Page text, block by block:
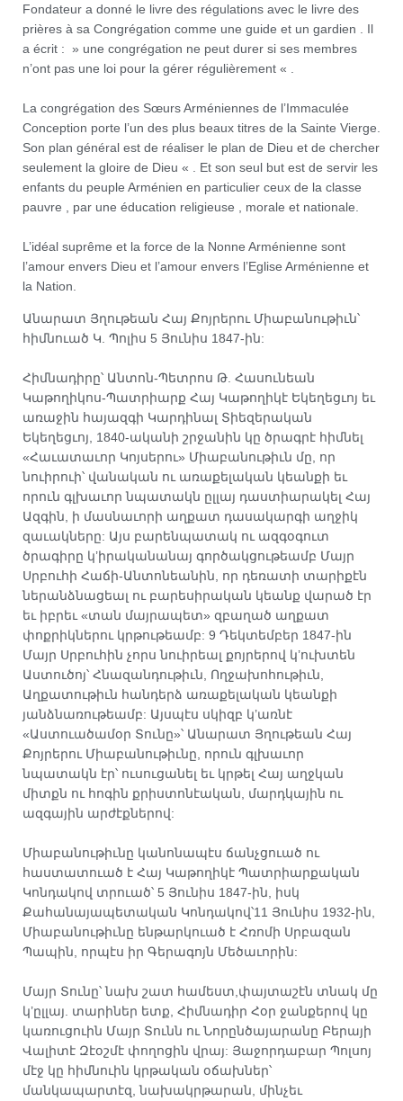
Fondateur a donné le livre des régulations avec le livre des
prières à sa Congrégation comme une guide et un gardien . Il
a écrit : » une congrégation ne peut durer si ses membres
n’ont pas une loi pour la gérer régulièrement « .
La congrégation des Sœurs Arméniennes de l’Immaculée
Conception porte l’un des plus beaux titres de la Sainte Vierge.
Son plan général est de réaliser le plan de Dieu et de chercher
seulement la gloire de Dieu « . Et son seul but est de servir les
enfants du peuple Arménien en particulier ceux de la classe
pauvre , par une éducation religieuse , morale et nationale.
L’idéal suprême et la force de la Nonne Arménienne sont
l’amour envers Dieu et l’amour envers l’Eglise Arménienne et
la Nation.
Անարատ Յղութեան Հայ Քոյրերու Միաբանութիւն՝
հիմնուած Կ. Պոլիս 5 Յունիս 1847-ին:
Հիմնադիրը՝ Անտոն-Պետրոս Թ. Հասունեան
Կաթողիկոս-Պատրիարք Հայ Կաթողիկէ Եկեղեցւոյ եւ
առաջին հայազգի Կարդինալ Տիեզերական
Եկեղեցւոյ, 1840-ականի շրջանին կը ծրագրէ հիմնել
«Հաւատաւոր Կոյսերու» Միաբանութիւն մը, որ
նուիրուի՝ վանական ու առաքելական կեանքի եւ
որուն գլխաւոր նպատակն ըլլայ դաստիարակել Հայ
Ազգին, ի մասնաւորի աղքատ դասակարգի աղջիկ
զաւակները: Այս բարենպատակ ու ազգօգուտ
ծրագիրը կ’իրականանայ գործակցութեամբ Մայր
Սրբուհի Հաճի-Անտոնեանին, որ դեռատի տարիքէն
ներանձնացեալ ու բարեսիրական կեանք վարած էր
եւ իբրեւ «տան մայրապետ» զբաղած աղքատ
փոքրիկներու կրթութեամբ: 9 Դեկտեմբեր 1847-ին
Մայր Սրբուհին չորս նուիրեալ քոյրերով կ’ուխտեն
Աստուծոյ՝ Հնազանդութիւն, Ողջախոհութիւն,
Աղքատութիւն հանդերձ առաքելական կեանքի
յանձնառութեամբ: Այսպէս սկիզբ կ’առնէ
«Աստուածամօր Տունը»՝ Անարատ Յղութեան Հայ
Քոյրերու Միաբանութիւնը, որուն գլխաւոր
նպատակն էր՝ ուսուցանել եւ կրթել Հայ աղջկան
միտքն ու հոգին քրիստոնէական, մարդկային ու
ազգային արժէքներով:
Միաբանութիւնը կանոնապէս ճանչցուած ու
հաստատուած է Հայ Կաթողիկէ Պատրիարքական
Կոնդակով տրուած՝ 5 Յունիս 1847-ին, իսկ
Քահանայապետական Կոնդակով՝11 Յունիս 1932-ին,
Միաբանութիւնը ենթարկուած է Հռոմի Սրբազան
Պապին, որպէս իր Գերագոյն Մեծաւորին:
Մայր Տունը՝ նախ շատ համեստ,փայտաշէն տնակ մը
կ’ըլլայ. տարիներ ետք, Հիմնադիր Հօր ջանքերով կը
կառուցուին Մայր Տունն ու Նորընծայարանը Բերայի
Վալիտէ Զէօշմէ փողոցին վրայ: Յաջորդաբար Պոլսոյ
մէջ կը հիմնուին կրթական օճախներ՝
մանկապարտէզ, նախակրթարան, մինչեւ